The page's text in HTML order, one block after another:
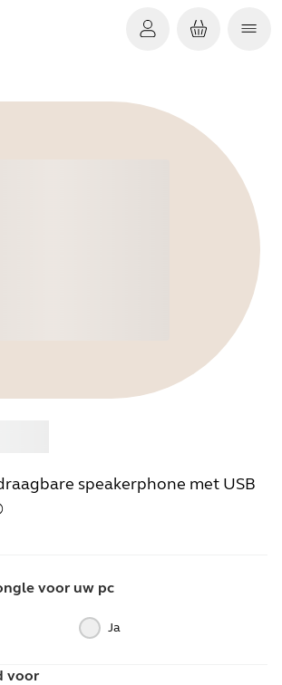
speakerphone met USB
voor uw pc
Ja
voor